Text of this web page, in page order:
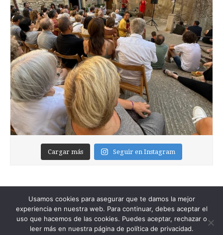
Cargar más Seguir en Instagram
Usamos cookies para asegurar que te damos la mejor
experiencia en nuestra web. Para continuar, debes aceptar el
uso que hacemos de las cookies. Puedes aceptar, rechazar o
leer más en nuestra página de política de privacidad.